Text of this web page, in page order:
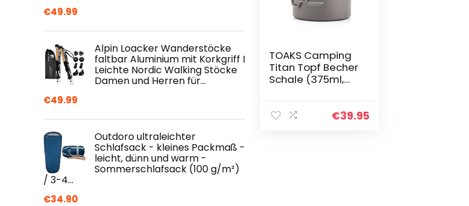
€49.99
Alpin Loacker Wanderstöcke
faltbar Aluminium mit Korkgriff I
Leichte Nordic Walking Stöcke
Damen und Herren für…
€49.99
Outdoro ultraleichter
Schlafsack - kleines Packmaß -
leicht, dünn und warm -
Sommerschlafsack (100 g/m²)
/ 3-4…
€34.90
TOAKS Camping
Titan Topf Becher
Schale (375ml,
750ml, 900ml),
€39.95